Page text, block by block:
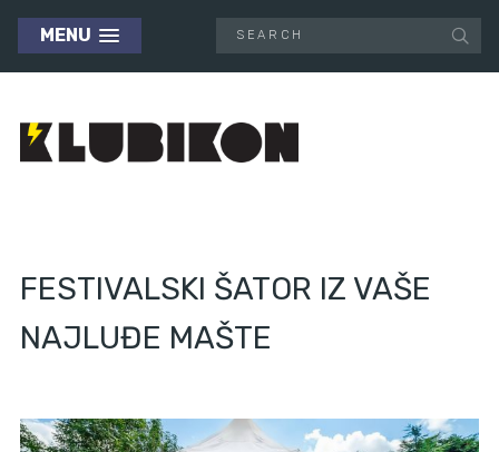
MENU
FESTIVALSKI ŠATOR IZ VAŠE
NAJLUĐE MAŠTE